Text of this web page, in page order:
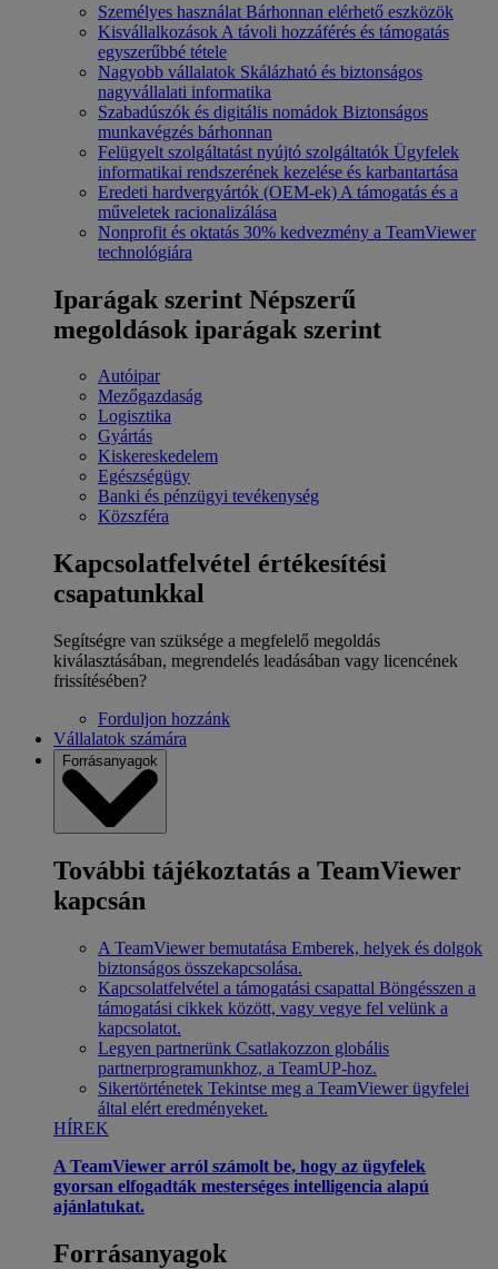
Személyes használat Bárhonnan elérhető eszközök
Kisvállalkozások A távoli hozzáférés és támogatás
egyszerűbbé tétele
Nagyobb vállalatok Skálázható és biztonságos
nagyvállalati informatika
Szabadúszók és digitális nomádok Biztonságos
munkavégzés bárhonnan
Felügyelt szolgáltatást nyújtó szolgáltatók Ügyfelek
informatikai rendszerének kezelése és karbantartása
Eredeti hardvergyártók (OEM-ek) A támogatás és a
műveletek racionalizálása
Nonprofit és oktatás 30% kedvezmény a TeamViewer
technológiára
Iparágak szerint Népszerű
megoldások iparágak szerint
Autóipar
Mezőgazdaság
Logisztika
Gyártás
Kiskereskedelem
Egészségügy
Banki és pénzügyi tevékenység
Közszféra
Kapcsolatfelvétel értékesítési
csapatunkkal
Segítségre van szüksége a megfelelő megoldás
kiválasztásában, megrendelés leadásában vagy licencének
frissítésében?
Forduljon hozzánk
Vállalatok számára
Forrásanyagok
További tájékoztatás a TeamViewer
kapcsán
A TeamViewer bemutatása Emberek, helyek és dolgok
biztonságos összekapcsolása.
Kapcsolatfelvétel a támogatási csapattal Böngésszen a
támogatási cikkek között, vagy vegye fel velünk a
kapcsolatot.
Legyen partnerünk Csatlakozzon globális
partnerprogramunkhoz, a TeamUP-hoz.
Sikertörténetek Tekintse meg a TeamViewer ügyfelei
által elért eredményeket.
HÍREK
A TeamViewer arról számolt be, hogy az ügyfelek
gyorsan elfogadták mesterséges intelligencia alapú
ajánlatukat.
Forrásanyagok